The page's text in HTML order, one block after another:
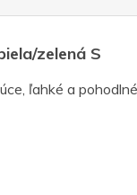
zelená S
ľahké a